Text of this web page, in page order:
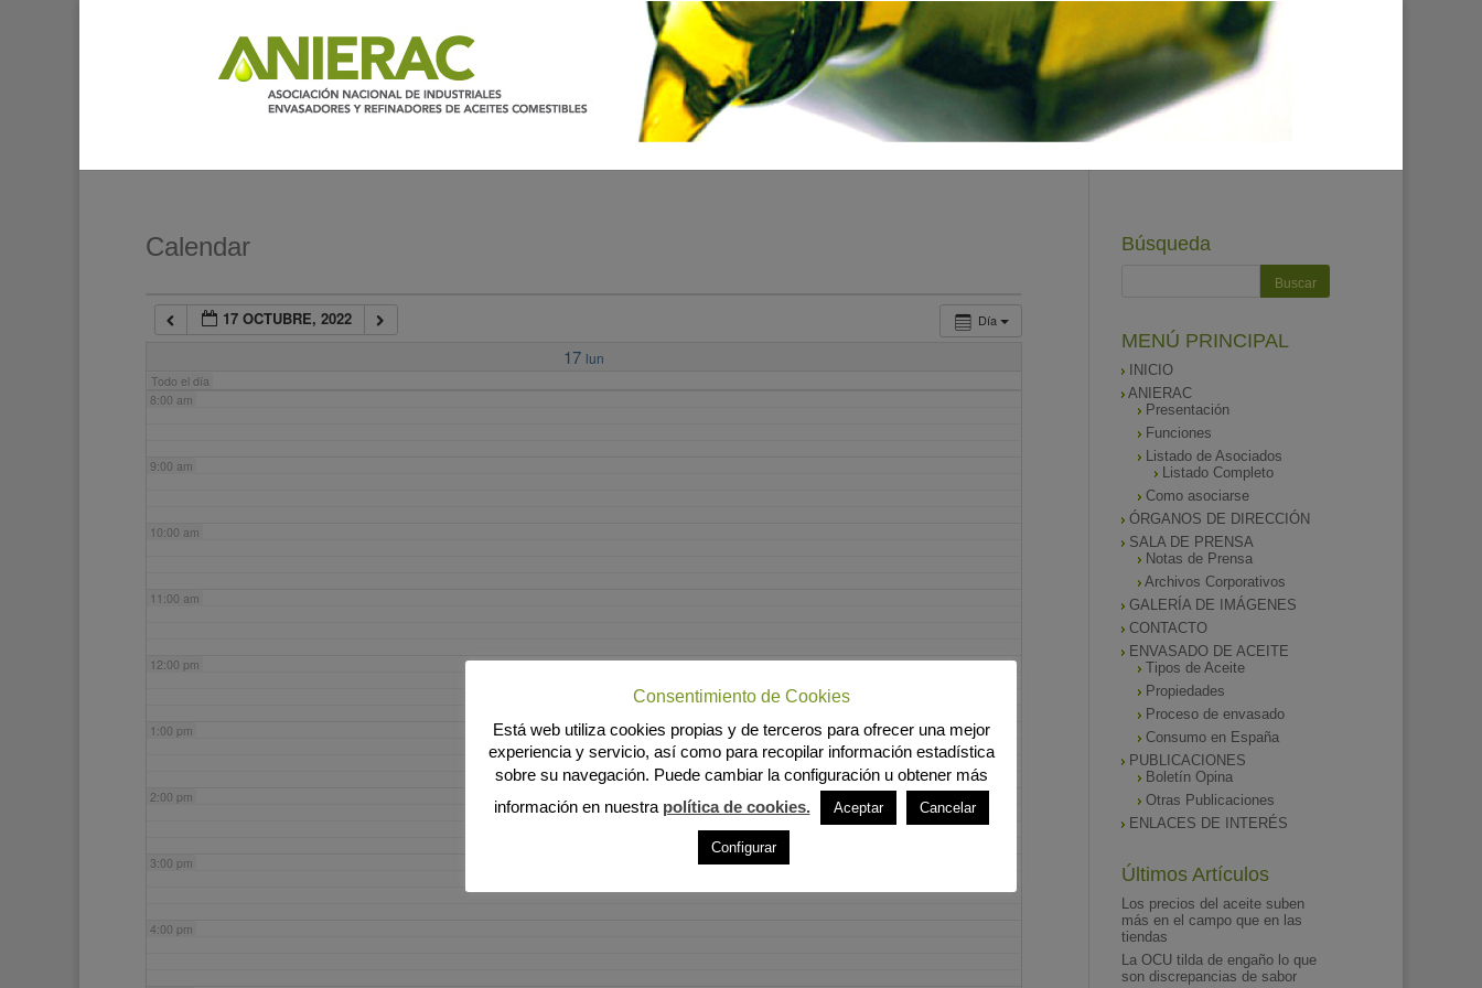
Calendar
Día
17 OCTUBRE, 2022
17 lun
Todo el día
7:00 am
8:00 am
9:00 am
10:00 am
11:00 am
12:00 pm
1:00 pm
2:00 pm
3:00 pm
4:00 pm
Búsqueda
MENÚ PRINCIPAL
INICIO
ANIERAC
Presentación
Funciones
Listado de Asociados
Listado Completo
Como asociarse
ÓRGANOS DE DIRECCIÓN
SALA DE PRENSA
Notas de Prensa
Archivos Corporativos
GALERÍA DE IMÁGENES
CONTACTO
ENVASADO DE ACEITE
Tipos de Aceite
Propiedades
Proceso de envasado
Consumo en España
PUBLICACIONES
Boletín Opina
Otras Publicaciones
ENLACES DE INTERÉS
Últimos Artículos
Los precios del aceite suben
más en el campo que en las
tiendas
La OCU tilda de engaño lo que
son discrepancias de sabor
Consentimiento de Cookies
Está web utiliza cookies propias y de terceros para ofrecer una mejor
experiencia y servicio, así como para recopilar información estadística
sobre su navegación. Puede cambiar la configuración u obtener más
información en nuestra política de cookies. Aceptar Cancelar
Configurar